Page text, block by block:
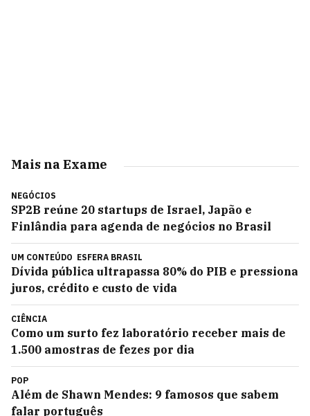
Mais na Exame
NEGÓCIOS
SP2B reúne 20 startups de Israel, Japão e
Finlândia para agenda de negócios no Brasil
UM CONTEÚDO ESFERA BRASIL
Dívida pública ultrapassa 80% do PIB e pressiona
juros, crédito e custo de vida
CIÊNCIA
Como um surto fez laboratório receber mais de
1.500 amostras de fezes por dia
POP
Além de Shawn Mendes: 9 famosos que sabem
falar português